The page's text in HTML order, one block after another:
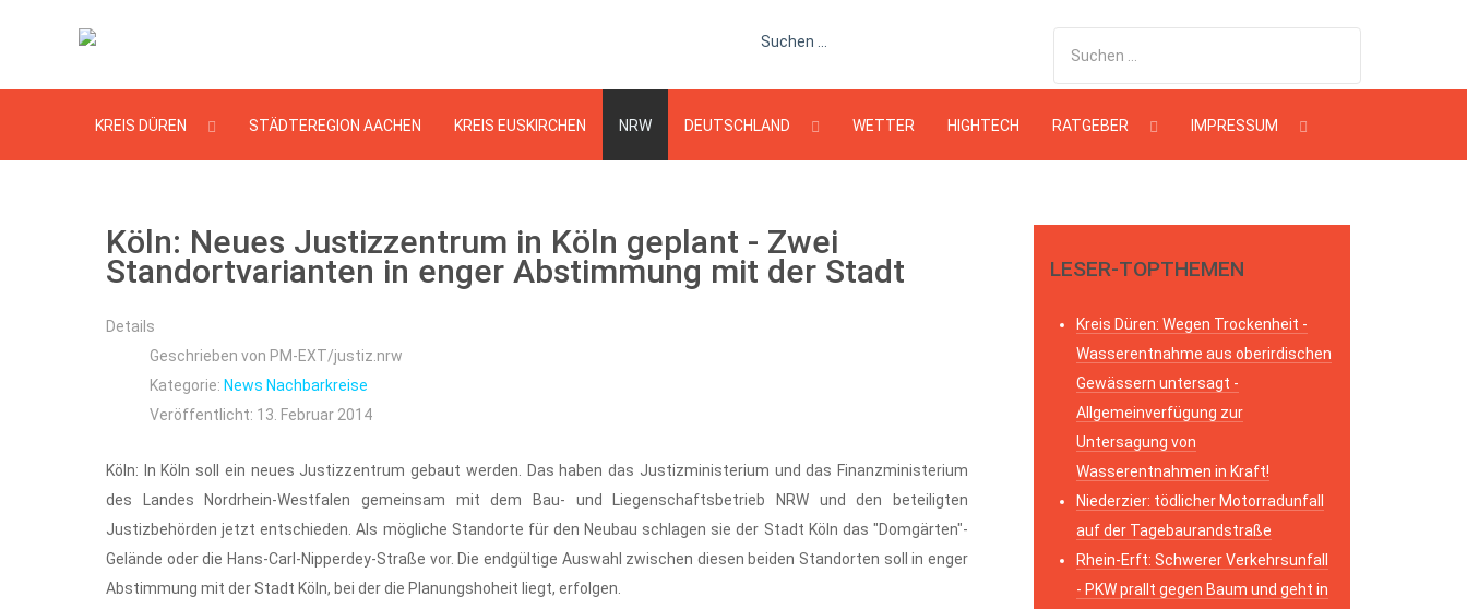
Suchen ...
KREIS DÜREN STÄDTEREGION AACHEN KREIS EUSKIRCHEN NRW DEUTSCHLAND WETTER HIGHTECH RATGEBER IMPRESSUM
Köln: Neues Justizzentrum in Köln geplant - Zwei
Standortvarianten in enger Abstimmung mit der Stadt
Details
Geschrieben von PM-EXT/justiz.nrw
Kategorie: News Nachbarkreise
Veröffentlicht: 13. Februar 2014
Köln: In Köln soll ein neues Justizzentrum gebaut werden. Das haben das Justizministerium und das Finanzministerium
des Landes Nordrhein-Westfalen gemeinsam mit dem Bau- und Liegenschaftsbetrieb NRW und den beteiligten
Justizbehörden jetzt entschieden. Als mögliche Standorte für den Neubau schlagen sie der Stadt Köln das "Domgärten"-
Gelände oder die Hans-Carl-Nipperdey-Straße vor. Die endgültige Auswahl zwischen diesen beiden Standorten soll in enger
Abstimmung mit der Stadt Köln, bei der die Planungshoheit liegt, erfolgen.
LESER-TOPTHEMEN
Kreis Düren: Wegen Trockenheit -
Wasserentnahme aus oberirdischen
Gewässern untersagt -
Allgemeinverfügung zur
Untersagung von
Wasserentnahmen in Kraft!
Niederzier: tödlicher Motorradunfall
auf der Tagebaurandstraße
Rhein-Erft: Schwerer Verkehrsunfall
- PKW prallt gegen Baum und geht in